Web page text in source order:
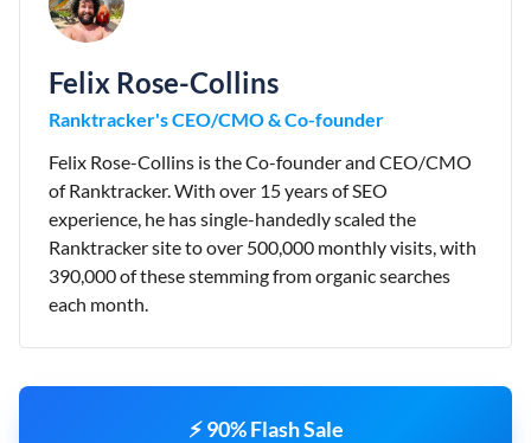
Felix Rose-Collins
Ranktracker's CEO/CMO & Co-founder
Felix Rose-Collins is the Co-founder and CEO/CMO
of Ranktracker. With over 15 years of SEO
experience, he has single-handedly scaled the
Ranktracker site to over 500,000 monthly visits, with
390,000 of these stemming from organic searches
each month.
⚡ 90% Flash Sale